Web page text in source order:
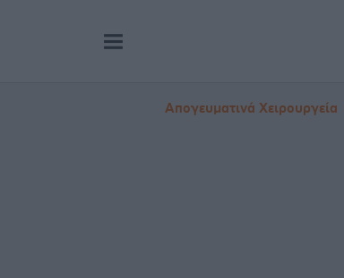
Απογευματινά Χειρουργεία